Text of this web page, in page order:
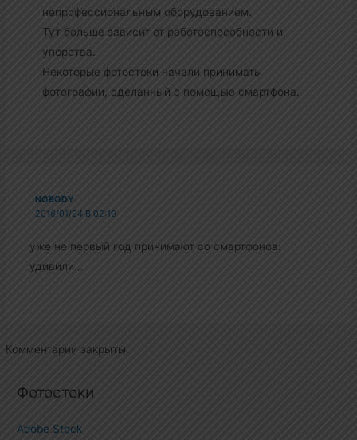
непрофессиональным оборудованием.
Тут больше зависит от работоспособности и
упорства.
Некоторые фотостоки начали принимать
фотографии, сделанный с помощью смартфона.
NOBODY
2016/01/24 В 02:19
уже не первый год принимают со смартфонов.
удивили…
Комментарии закрыты.
Фотостоки
Adobe Stock